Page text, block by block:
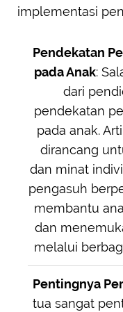
implementasi
Pendekatan
pada Anak:
dari
pendekatan
pada anak.
dirancang
dan minat
pengasuh
membantu
dan
melalui
Pentingnya
tua sangat